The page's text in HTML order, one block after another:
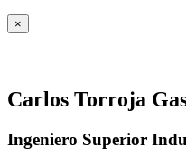
×
Carlos Torroja
Ingeniero Superior